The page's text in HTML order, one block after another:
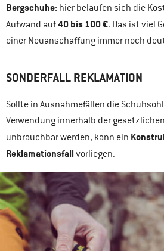
Bergschuhe: hier belaufen sich die
Aufwand auf40 bis 100 €. Das ist viel
einer Neuanschaffung immer noch
SONDERFALL REKLAMATION
Sollte in Ausnahmefällen die
Verwendung innerhalb der
unbrauchbar werden, kann ein
Reklamationsfall vorliegen.